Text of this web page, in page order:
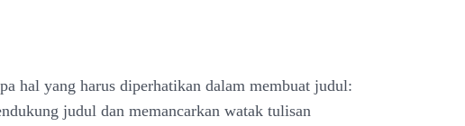
hal yang harus diperhatikan dalam membuat judul:
judul dan memancarkan watak tulisan